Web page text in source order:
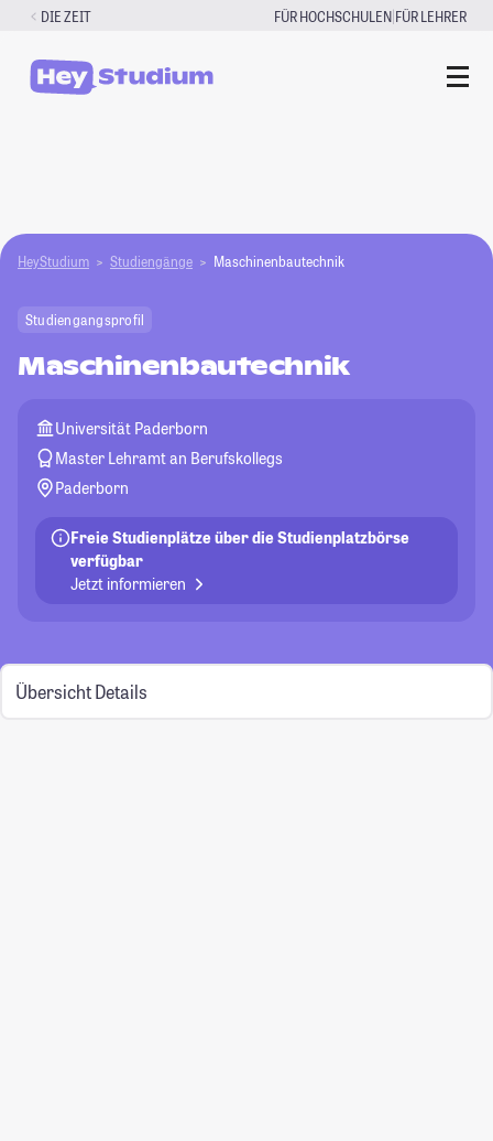
Zum
springen
DIE ZEIT FÜR HOCHSCHULEN|FÜR LEHRER
HeyStudium Studiengänge Maschinenbautechnik
Studiengangsprofil
Maschinenbautechnik
Universität Paderborn
Master Lehramt an Berufskollegs
Paderborn
Freie Studienplätze über die Studienplatzbörse
verfügbar
Jetzt informieren
Übersicht Details